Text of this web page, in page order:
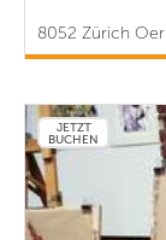
8052 Zürich
JETZT
BUCHEN